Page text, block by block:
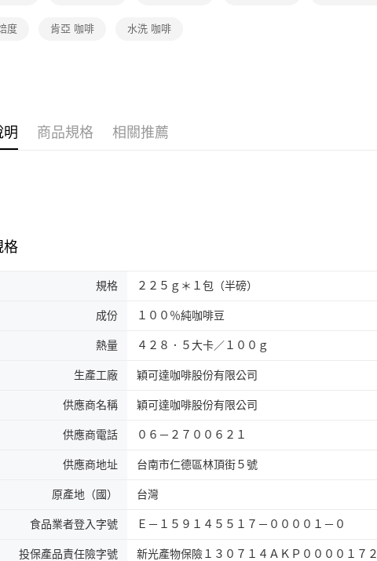
度 肯亞 咖啡 水洗 咖啡
明 商品規格 相關推薦
格
規格 ２２５ｇ＊１包（半磅）
成份 １００％純咖啡豆
熱量 ４２８．５大卡／１００ｇ
生產工廠 穎可達咖啡股份有限公司
供應商名稱 穎可達咖啡股份有限公司
供應商電話 ０６－２７００６２１
供應商地址 台南市仁德區林頂街５號
原產地（國） 台灣
食品業者登入字號 Ｅ－１５９１４５５１７－００００１－０
投保產品責任險字號 新光產物保險１３０７１４ＡＫＰ００００１７２